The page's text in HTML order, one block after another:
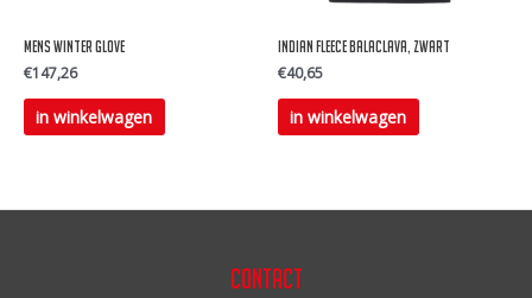
de
mens winter glove
€147,26
in winkelwagen
Dit
product
Indian Fleece balaclava, zwart
€40,65
in winkelwagen
Contact